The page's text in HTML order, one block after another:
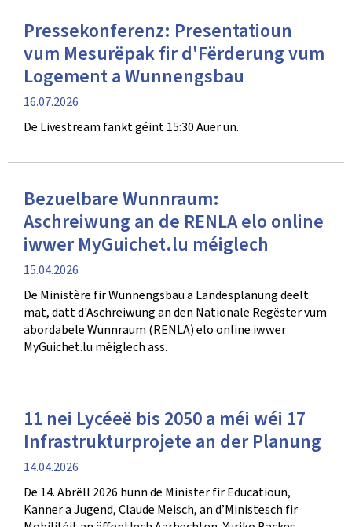
Pressekonferenz: Presentatioun
vum Mesurëpak fir d'Fërderung vum
Logement a Wunnengsbau
Verëffentlechungsdatum
16.07.2026
De Livestream fänkt géint 15:30 Auer un.
Bezuelbare Wunnraum:
Aschreiwung an de RENLA elo online
iwwer MyGuichet.lu méiglech
Verëffentlechungsdatum
15.04.2026
De Ministère fir Wunnengsbau a Landesplanung deelt
mat, datt d'Aschreiwung an den Nationale Regëster vum
abordabele Wunnraum (RENLA) elo online iwwer
MyGuichet.lu méiglech ass.
11 nei Lycéeë bis 2050 a méi wéi 17
Infrastrukturprojete an der Planung
Verëffentlechungsdatum
14.04.2026
De 14. Abrëll 2026 hunn de Minister fir Educatioun,
Kanner a Jugend, Claude Meisch, an d’Ministesch fir